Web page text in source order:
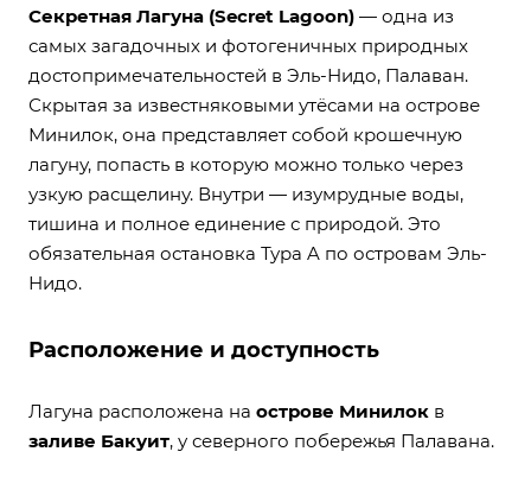
Секретная Лагуна (Secret Lagoon) — одна из
самых загадочных и фотогеничных природных
достопримечательностей в Эль-Нидо, Палаван.
Скрытая за известняковыми утёсами на острове
Минилок, она представляет собой крошечную
лагуну, попасть в которую можно только через
узкую расщелину. Внутри — изумрудные воды,
тишина и полное единение с природой. Это
обязательная остановка Тура A по островам Эль-
Нидо.
Расположение и доступность
Лагуна расположена на острове Минилок в
заливе Бакуит, у северного побережья Палавана.